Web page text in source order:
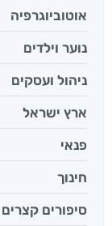
אוטוביוגרפיה
נוער וילדים
ניהול ועסקים
ארץ ישראל
פנאי
חינוך
סיפורים קצרים